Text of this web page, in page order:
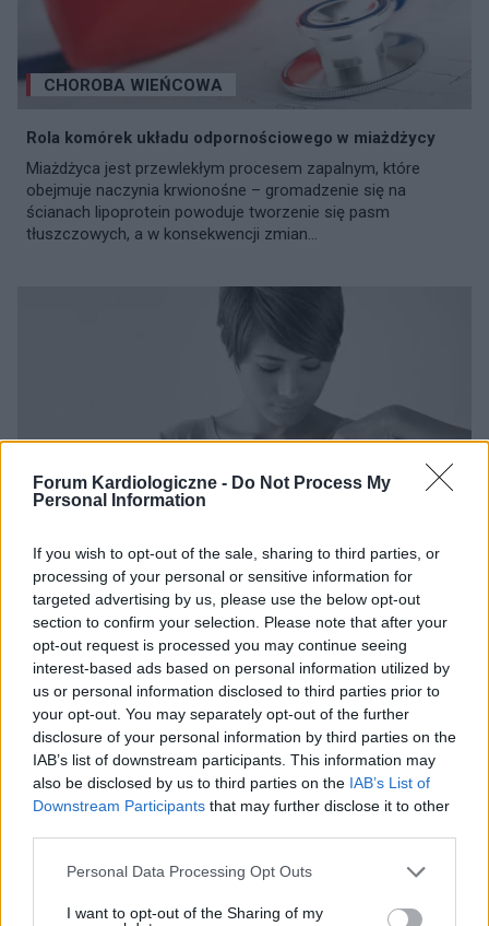
Forum Kardiologiczne - Do Not Process My
Personal Information
If you wish to opt-out of the sale, sharing to third parties, or
processing of your personal or sensitive information for
targeted advertising by us, please use the below opt-out
section to confirm your selection. Please note that after your
opt-out request is processed you may continue seeing
interest-based ads based on personal information utilized by
us or personal information disclosed to third parties prior to
your opt-out. You may separately opt-out of the further
disclosure of your personal information by third parties on the
IAB’s list of downstream participants. This information may
also be disclosed by us to third parties on the IAB’s List of
Downstream Participants that may further disclose it to other
Personal Data Processing Opt Outs
I want to opt-out of the Sharing of my
CHOROBA WIEŃCOWA
Rola komórek układu odpornościowego w miażdżycy
Miażdżyca jest przewlekłym procesem zapalnym, które
obejmuje naczynia krwionośne – gromadzenie się na
ścianach lipoprotein powoduje tworzenie się pasm
tłuszczowych, a w konsekwencji zmian...
CHOROBA WIEŃCOWA
Dławica piersiowa - przyczyny, objawy, diagnoza,
leczenie
Dławica piersiowa zaliczana jest do pierwszych objawów
choroby niedokrwiennej serca. Szacuje się, że w Polsce na
dławicę piersiową choruje około 1,5 miliona osób. Dławica
jest skutkiem problemów...